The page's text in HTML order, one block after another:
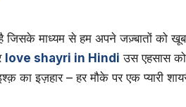
जिसके माध्यम से हम अपने जज़्बातों को
love shayri in Hindi उस एहसास को
का इज़हार – हर मौके पर एक प्यारी